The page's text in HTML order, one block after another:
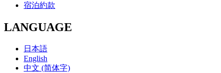
宿泊約款
LANGUAGE
日本語
English
中文 (简体字)